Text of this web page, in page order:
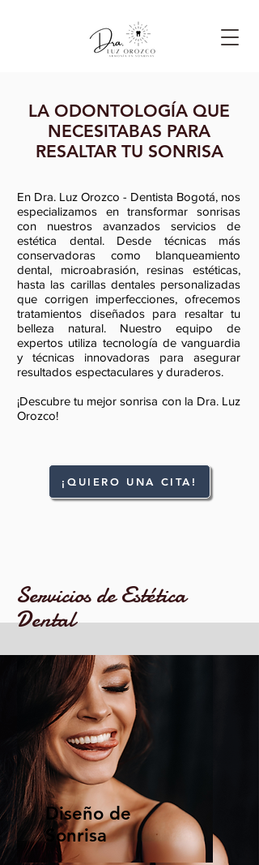
LA ODONTOLOGÍA QUE
NECESITABAS PARA
RESALTAR TU SONRISA
En Dra. Luz Orozco - Dentista Bogotá, nos
especializamos en transformar sonrisas
con nuestros avanzados servicios de
estética dental. Desde técnicas más
conservadoras como blanqueamiento
dental, microabrasión, resinas estéticas,
hasta las carillas dentales personalizadas
que corrigen imperfecciones, ofrecemos
tratamientos diseñados para resaltar tu
belleza natural. Nuestro equipo de
expertos utiliza tecnología de vanguardia
y técnicas innovadoras para asegurar
resultados espectaculares y duraderos.
¡Descubre tu mejor sonrisa con la Dra. Luz
Orozco!
¡QUIERO UNA CITA!
Diseño de
Sonrisa
Servicios de Estética
Dental